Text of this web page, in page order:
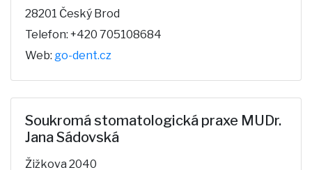
28201 Český Brod
Telefon: +420 705108684
Web: go-dent.cz
Soukromá stomatologická praxe MUDr.
Jana Sádovská
Žižkova 2040